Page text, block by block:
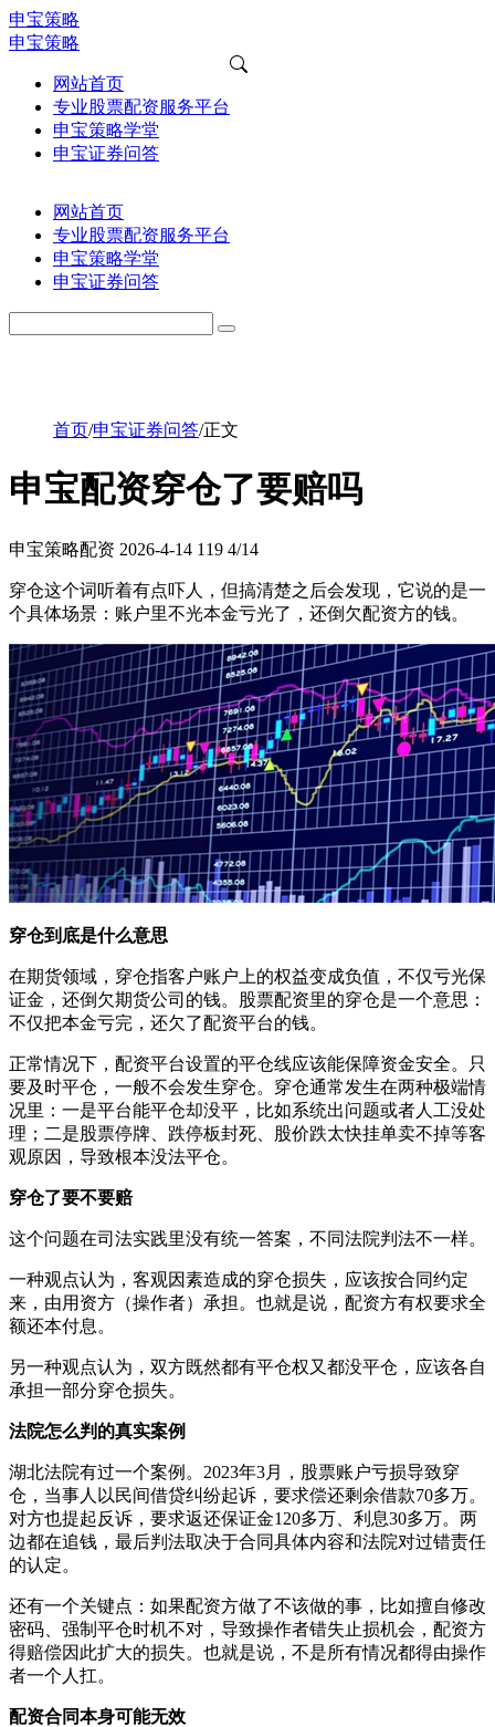
申宝策略
申宝策略
网站首页
专业股票配资服务平台
申宝策略学堂
申宝证券问答
网站首页
专业股票配资服务平台
申宝策略学堂
申宝证券问答
首页/申宝证券问答/正文
申宝配资穿仓了要赔吗
申宝策略配资 2026-4-14 119 4/14
穿仓这个词听着有点吓人，但搞清楚之后会发现，它说的是一
个具体场景：账户里不光本金亏光了，还倒欠配资方的钱。
穿仓到底是什么意思
在期货领域，穿仓指客户账户上的权益变成负值，不仅亏光保
证金，还倒欠期货公司的钱。股票配资里的穿仓是一个意思：
不仅把本金亏完，还欠了配资平台的钱。
正常情况下，配资平台设置的平仓线应该能保障资金安全。只
要及时平仓，一般不会发生穿仓。穿仓通常发生在两种极端情
况里：一是平台能平仓却没平，比如系统出问题或者人工没处
理；二是股票停牌、跌停板封死、股价跌太快挂单卖不掉等客
观原因，导致根本没法平仓。
穿仓了要不要赔
这个问题在司法实践里没有统一答案，不同法院判法不一样。
一种观点认为，客观因素造成的穿仓损失，应该按合同约定
来，由用资方（操作者）承担。也就是说，配资方有权要求全
额还本付息。
另一种观点认为，双方既然都有平仓权又都没平仓，应该各自
承担一部分穿仓损失。
法院怎么判的真实案例
湖北法院有过一个案例。2023年3月，股票账户亏损导致穿
仓，当事人以民间借贷纠纷起诉，要求偿还剩余借款70多万。
对方也提起反诉，要求返还保证金120多万、利息30多万。两
边都在追钱，最后判法取决于合同具体内容和法院对过错责任
的认定。
还有一个关键点：如果配资方做了不该做的事，比如擅自修改
密码、强制平仓时机不对，导致操作者错失止损机会，配资方
得赔偿因此扩大的损失。也就是说，不是所有情况都得由操作
者一个人扛。
配资合同本身可能无效